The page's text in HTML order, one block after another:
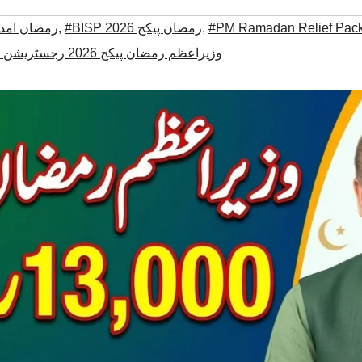
#13000 رمضان, #BISP رمضان پیکج 2026, #PM Ramadan Relief
#وزیراعظم رمضان پیکج 2026 رجسٹریشن چیک